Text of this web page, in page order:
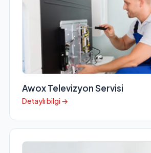
Awox Televizyon Servisi
Detaylı bilgi →